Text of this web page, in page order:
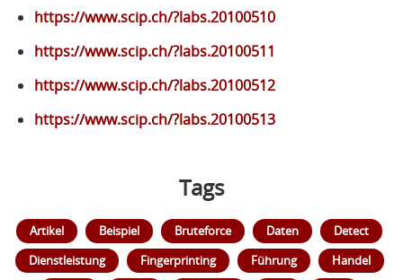
https://www.scip.ch/?labs.20100510
https://www.scip.ch/?labs.20100511
https://www.scip.ch/?labs.20100512
https://www.scip.ch/?labs.20100513
Tags
Artikel Beispiel Bruteforce Daten
Detect
Dienstleistung
Fingerprinting Führung
Handel